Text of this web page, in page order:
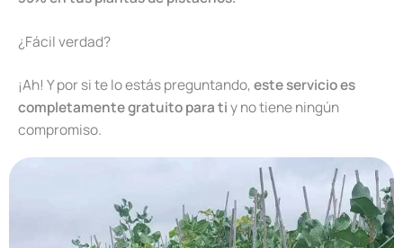
¿Fácil verdad?
¡Ah! Y por si te lo estás preguntando,este servicio es
completamente gratuito para tiy no tiene ningún
compromiso.